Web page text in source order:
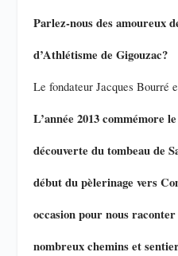
Parlez-nous des amoureux
d’Athlétisme de Gigouzac?
Le fondateur Jacques Bourré
L’année 2013 commémore
découverte du tombeau de
début du pèlerinage vers
occasion pour nous
nombreux chemins et